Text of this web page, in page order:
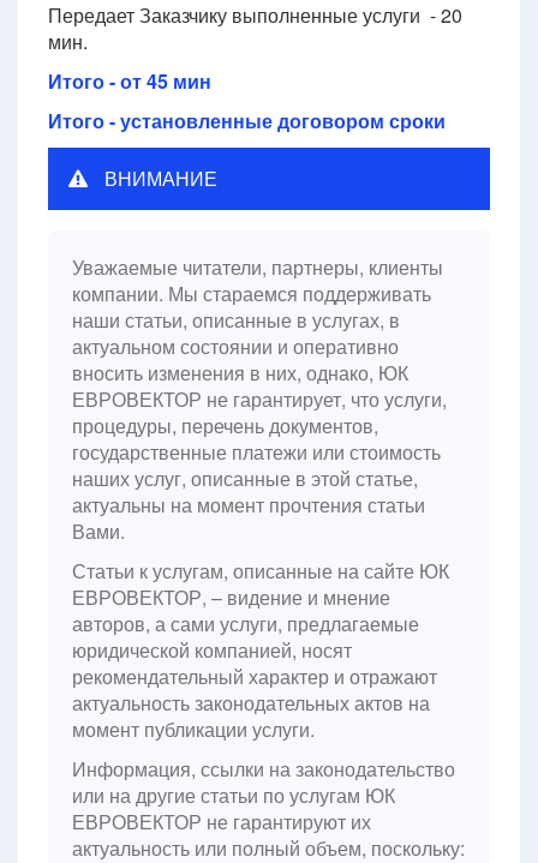
Передает Заказчику выполненные услуги - 20
мин.
Итого - от 45 мин
Итого - установленные договором сроки
ВНИМАНИЕ
Уважаемые читатели, партнеры, клиенты
компании. Мы стараемся поддерживать
наши статьи, описанные в услугах, в
актуальном состоянии и оперативно
вносить изменения в них, однако, ЮК
ЕВРОВЕКТОР не гарантирует, что услуги,
процедуры, перечень документов,
государственные платежи или стоимость
наших услуг, описанные в этой статье,
актуальны на момент прочтения статьи
Вами.
Статьи к услугам, описанные на сайте ЮК
ЕВРОВЕКТОР, – видение и мнение
авторов, а сами услуги, предлагаемые
юридической компанией, носят
рекомендательный характер и отражают
актуальность законодательных актов на
момент публикации услуги.
Информация, ссылки на законодательство
или на другие статьи по услугам ЮК
ЕВРОВЕКТОР не гарантируют их
актуальность или полный объем, поскольку: